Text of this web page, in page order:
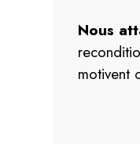
Nous
motivent